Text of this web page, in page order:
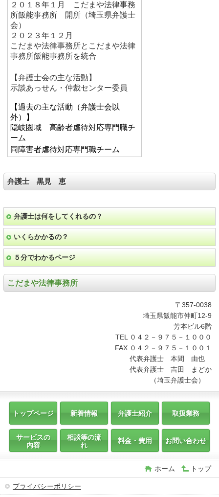
２０１８年１月 こだまや法律事務
所飯能事務所 開所（埼玉県弁護士
会）
２０２３年１２月
こだまや法律事務所とこだまや法律
事務所飯能事務所を統合
【弁護士会の主な活動】
示談あっせん・仲裁センター委員
【過去の主な活動（弁護士会以
外）】
隠岐圏域 高齢者虐待対応専門職チ
ーム
同障害者虐待対応専門職チーム
弁護士 黒見 恵
弁護士は何をしてくれるの？
いくらかかるの？
５分でわかるページ
こだまや法律事務所
〒357-0038
埼玉県飯能市仲町12-9
芳本ビル6階
TEL ０４２－９７５－１０００
FAX ０４２－９７５－１００１
代表弁護士 本間 由也
代表弁護士 吉田 まどか
（埼玉弁護士会）
トップページ 新着情報 弁護士紹介 取扱業務
サービスの
内容
相談等の流
れ
料金・費用 お問い合わせ
ホーム トップ
プライバシーポリシー